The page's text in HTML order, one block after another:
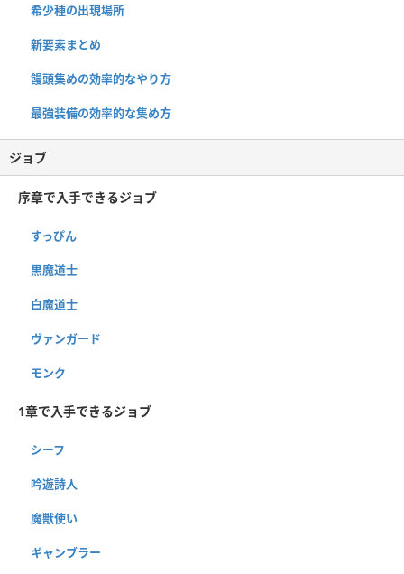
希少種の出現場所
新要素まとめ
饅頭集めの効率的なやり方
最強装備の効率的な集め方
ジョブ
序章で入手できるジョブ
すっぴん
黒魔道士
白魔道士
ヴァンガード
モンク
1章で入手できるジョブ
シーフ
吟遊詩人
魔獣使い
ギャンブラー